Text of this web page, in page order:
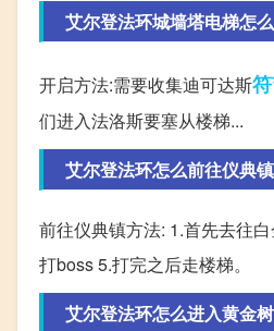
艾尔登法环城墙塔电梯怎
开启方法:需要收集迪可达斯
们进入法洛斯要塞从楼梯...
艾尔登法环怎么前往仪典
前往仪典镇方法: 1.首先去往
打boss 5.打完之后走楼梯。
艾尔登法环怎么进入黄金